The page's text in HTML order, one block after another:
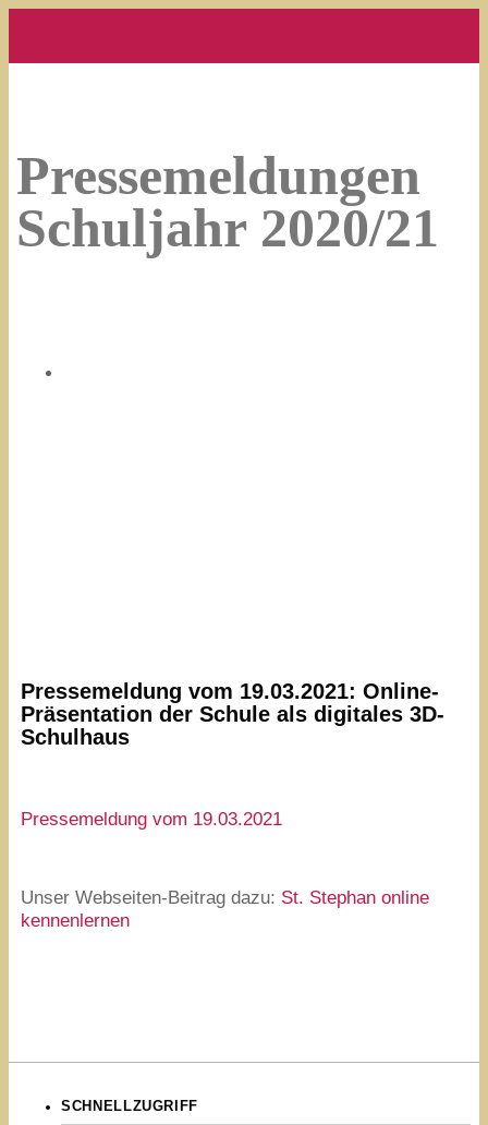
Pressemeldungen
Schuljahr 2020/21
Pressemeldung vom 19.03.2021: Online-
Präsentation der Schule als digitales3D-
Schulhaus
Pressemeldung vom 19.03.2021
Unser Webseiten-Beitrag dazu: St. Stephan online
kennenlernen
SCHNELLZUGRIFF